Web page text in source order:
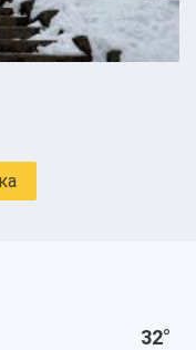
32°